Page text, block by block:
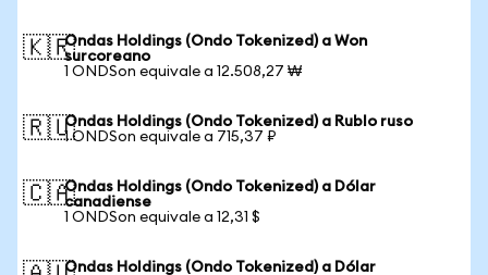
🇰🇷Ondas Holdings (Ondo Tokenized) a Won
surcoreano
1 ONDSon equivale a 12.508,27 ₩
🇷🇺Ondas Holdings (Ondo Tokenized) a Rublo ruso
1 ONDSon equivale a 715,37 ₽
🇨🇦Ondas Holdings (Ondo Tokenized) a Dólar
canadiense
1 ONDSon equivale a 12,31 $
Ondas Holdings (Ondo Tokenized) a Dólar